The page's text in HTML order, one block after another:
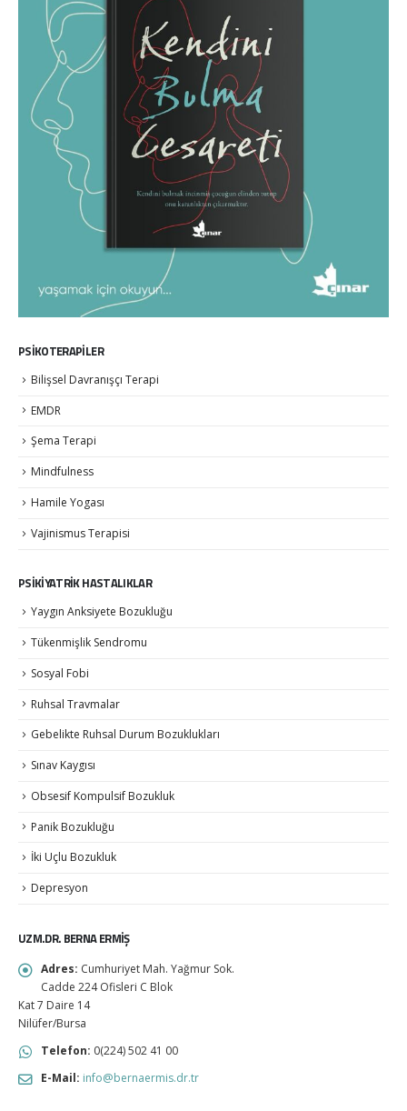
PSİKOTERAPİLER
Bilişsel Davranışçı Terapi
EMDR
Şema Terapi
Mindfulness
Hamile Yogası
Vajinismus Terapisi
PSİKİYATRİK HASTALIKLAR
Yaygın Anksiyete Bozukluğu
Tükenmişlik Sendromu
Sosyal Fobi
Ruhsal Travmalar
Gebelikte Ruhsal Durum Bozuklukları
Sınav Kaygısı
Obsesif Kompulsif Bozukluk
Panik Bozukluğu
İki Uçlu Bozukluk
Depresyon
UZM.DR. BERNA ERMİŞ
Adres: Cumhuriyet Mah. Yağmur Sok.
Cadde 224 Ofisleri C Blok
Kat 7 Daire 14
Nilüfer/Bursa
Telefon: 0(224) 502 41 00
E-Mail: info@bernaermis.dr.tr